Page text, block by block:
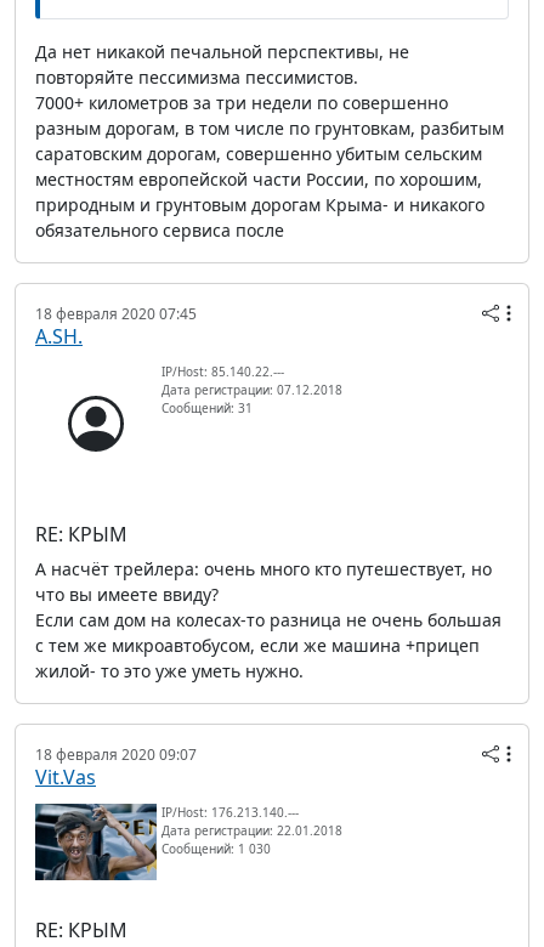
Да нет никакой печальной перспективы, не
повторяйте пессимизма пессимистов.
7000+ километров за три недели по совершенно
разным дорогам, в том числе по грунтовкам, разбитым
саратовским дорогам, совершенно убитым сельским
местностям европейской части России, по хорошим,
природным и грунтовым дорогам Крыма- и никакого
обязательного сервиса после
18 февраля 2020 07:45
A.SH.
IP/Host: 85.140.22.---
Дата регистрации: 07.12.2018
Сообщений: 31
RE: КРЫМ
А насчёт трейлера: очень много кто путешествует, но
что вы имеете ввиду?
Если сам дом на колесах-то разница не очень большая
с тем же микроавтобусом, если же машина +прицеп
жилой- то это уже уметь нужно.
18 февраля 2020 09:07
Vit.Vas
IP/Host: 176.213.140.---
Дата регистрации: 22.01.2018
Сообщений: 1 030
RE: КРЫМ